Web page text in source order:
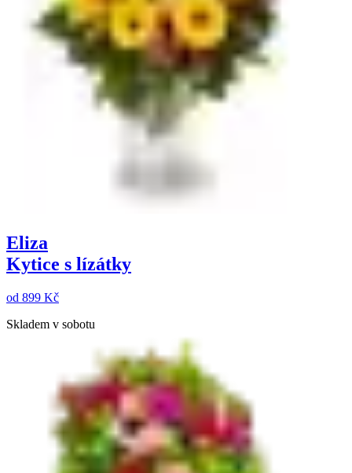
Eliza
Kytice s lízátky
od 899 Kč
Skladem v sobotu